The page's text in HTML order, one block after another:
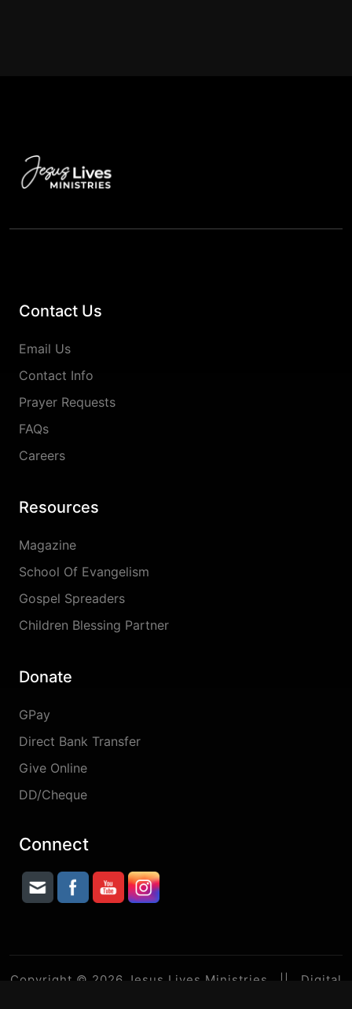
Contact Us
Email Us
Contact Info
Prayer Requests
FAQs
Careers
Resources
Magazine
School Of Evangelism
Gospel Spreaders
Children Blessing Partner
Donate
GPay
Direct Bank Transfer
Give Online
DD/Cheque
Connect
Copyright © 2026 Jesus Lives Ministries || Digital